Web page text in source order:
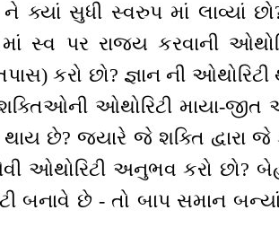
ક્યાં સુધી સ્વરુપ માં લાવ્યાં
સ્વ પર રાજ્ય કરવાની
કરો છો? જ્ઞાન ની
ઓથોરિટી માયા-જીત
છે? જ્યારે જે શક્તિ દ્વારા જે
ઓથોરિટી અનુભવ કરો છો?
છે - તો બાપ સમાન બન્યાં